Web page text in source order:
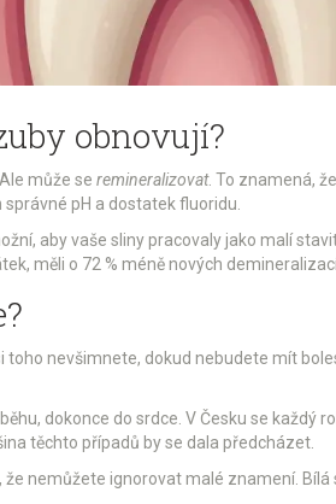
obnovují?
může se remineralizovat. To znamená,
pH a dostatek fluoridu.
aby vaše sliny pracovaly jako malí
měli o 72 % méně nových
toho nevšimnete, dokud nebudete mít
dokonce do srdce. V Česku se každý
těchto případů by se dala předcházet.
nemůžete ignorovat malé znamení. Bílá